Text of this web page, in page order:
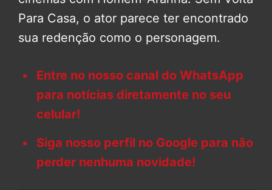
Para Casa, o ator parece ter encontrado
sua redenção como o personagem.
Entre no nosso canal do WhatsApp
para notícias diretamente no seu
celular!
Siga nosso perfil no Google para não
perder nenhuma novidade!